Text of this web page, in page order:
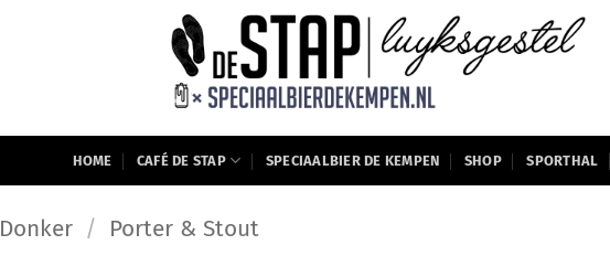
HOME CAFÉ DE STAP SPECIAALBIER DE KEMPEN SHOP SPORTHAL
Donker / Porter & Stout